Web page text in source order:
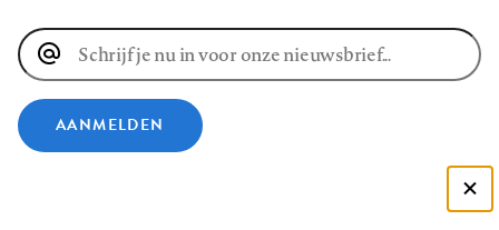
E-
mailadres
AANMELDEN